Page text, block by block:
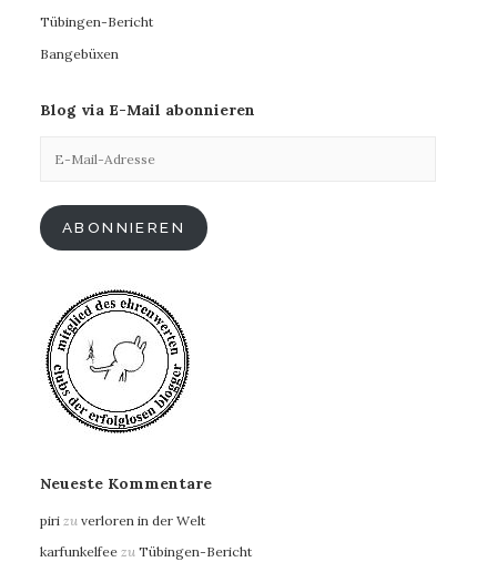
Tübingen-Bericht
Bangebüxen
Blog via E-Mail abonnieren
Mail-
ABONNIEREN
Neueste Kommentare
piri zu verloren in der Welt
karfunkelfee zu Tübingen-Bericht